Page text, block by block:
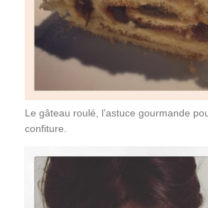
Le gâteau roulé, l’astuce gourmande
confiture.